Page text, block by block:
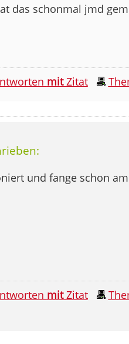
das schonmal jmd
mitZitat
und fange schon
mitZitat